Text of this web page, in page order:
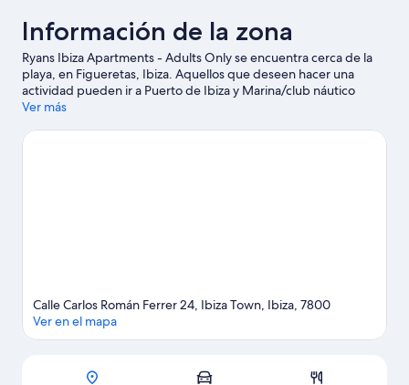
Información de la zona
Ryans Ibiza Apartments - Adults Only se encuentra cerca de la
playa, en Figueretas, Ibiza. Aquellos que deseen hacer una
actividad pueden ir a Puerto de Ibiza y Marina/club náutico
Botafoch, mientras que quienes quieran apreciar la belleza
Figueretas. ¿Quieres asistir a un evento o partido mientras estás
Ver más
Sección del mapa
Calle Carlos Román Ferrer 24, Ibiza Town, Ibiza, 7800
Ver en el mapa